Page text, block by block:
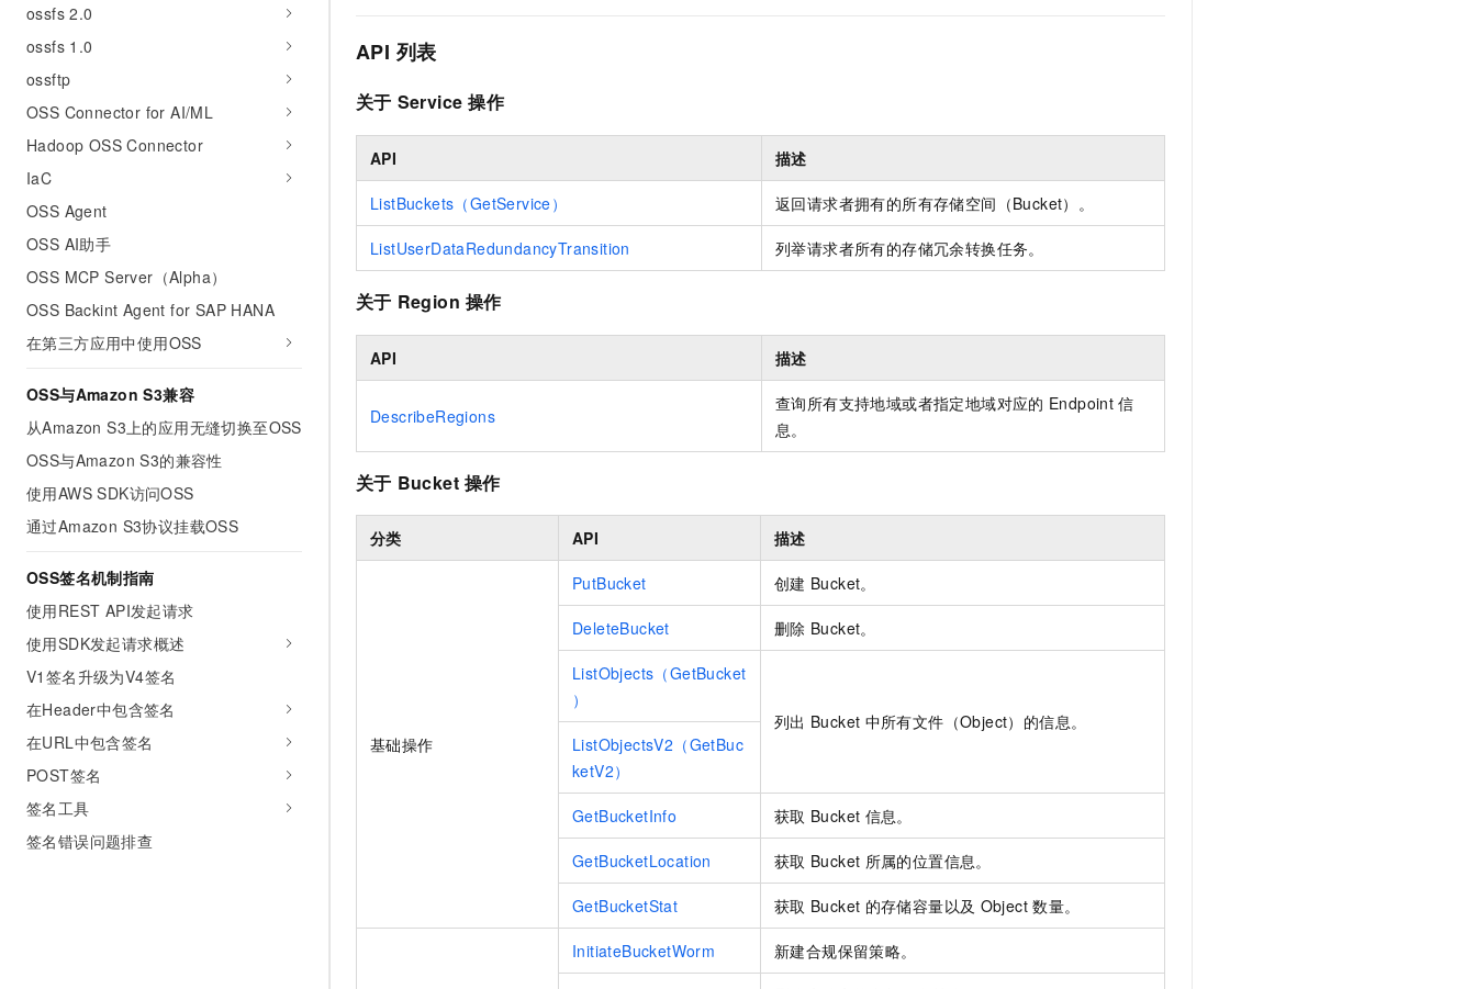
ossfs 2.0
ossfs 1.0
ossftp
OSS Connector for AI/ML
Hadoop OSS Connector
IaC
OSS Agent
OSS AI助手
OSS MCP Server（Alpha）
OSS Backint Agent for SAP HANA
在第三方应用中使用OSS
OSS与Amazon S3兼容
从Amazon S3上的应用无缝切换至OSS
OSS与Amazon S3的兼容性
使用AWS SDK访问OSS
通过Amazon S3协议挂载OSS
OSS签名机制指南
使用REST API发起请求
使用SDK发起请求概述
V1签名升级为V4签名
在Header中包含签名
在URL中包含签名
POST签名
签名工具
签名错误问题排查
API 列表
关于 Service 操作
API 描述
ListBuckets（GetService） 返回请求者拥有的所有存储空间（Bucket）。
ListUserDataRedundancyTransition 列举请求者所有的存储冗余转换任务。
关于 Region 操作
API 描述
DescribeRegions
查询所有支持地域或者指定地域对应的 Endpoint 信
息。
关于 Bucket 操作
分类 API 描述
基础操作
PutBucket 创建 Bucket。
DeleteBucket 删除 Bucket。
ListObjects（GetBucket
）
列出 Bucket 中所有文件（Object）的信息。
ListObjectsV2（GetBuc
ketV2）
GetBucketInfo 获取 Bucket 信息。
GetBucketLocation 获取 Bucket 所属的位置信息。
GetBucketStat 获取 Bucket 的存储容量以及 Object 数量。
InitiateBucketWorm 新建合规保留策略。